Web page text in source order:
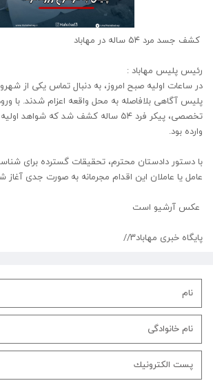
کشف جسد مرد ۵۴ ساله در مهاباد
رئیس پلیس مهاباد :
در ساعات اولیه صبح امروز، به دنبال تماس یکی از
پلیس آگاهی بلافاصله به محل واقعه اعزام شدند. با
تخصصی، پیکر فرد ۵۴ ساله کشف شد که شواهد
وارده بود.
با دستور دادستان محترم، تحقیقات گسترده برای
عامل یا عاملان این اقدام مجرمانه به صورت جدی
عکس آرشیو است
پایگاه خبری مهاباد۳//